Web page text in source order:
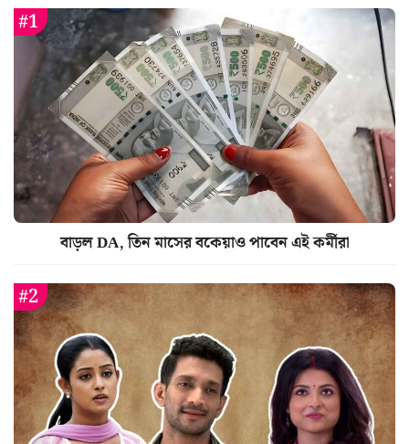
বাড়ল DA, তিন মাসের বকেয়াও পাবেন এই কর্মীরা